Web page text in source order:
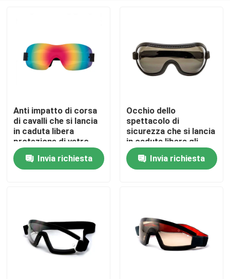
Casa
Circa noi
Giro della fabbrica
Anti impatto di corsa
di cavalli che si lancia
in caduta libera
protezione di vetro
UV400 con la cinghia
regolabileInvia richiesta
Occhio dello
spettacolo di
sicurezza che si lancia
in caduta libera gli
occhiali di protezione
con la cinghia elastica
Invia richiesta